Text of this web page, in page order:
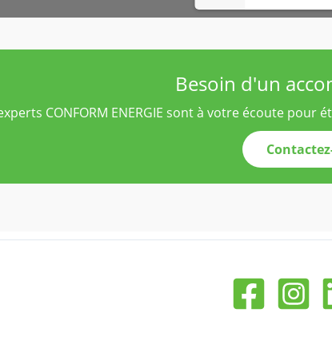
Besoin d'un
CONFORM ENERGIE sont à votre écoute